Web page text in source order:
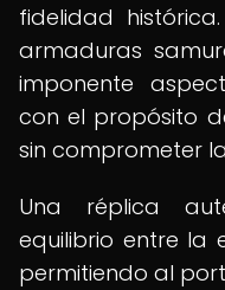
fidelidad
armaduras
imponente
con el propósito
sin comprometer
Una réplica
equilibrio entre la
permitiendo al